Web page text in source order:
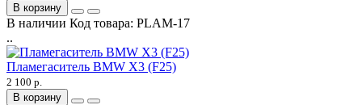
В корзину
В наличии Код товара: PLAM-17
..
Пламегаситель BMW X3 (F25)
2 100 р.
В корзину